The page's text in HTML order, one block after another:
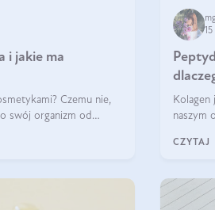
i jakie ma
Czemu nie,
swój organizm od
Stosowanie
Kolagen
naszym
formie,
CZYTAJ